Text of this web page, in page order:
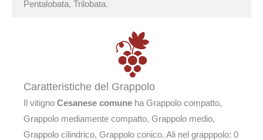
Pentalobata, Trilobata.
Caratteristiche del Grappolo
Il vitigno Cesanese comune ha Grappolo compatto,
Grappolo mediamente compatto, Grappolo medio,
Grappolo cilindrico, Grappolo conico. Ali nel grapppolo: 0